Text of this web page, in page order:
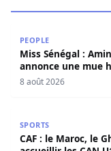
PEOPLE
Miss Sénégal :
annonce une mue
8 août 2026
SPORTS
CAF : le Maroc, le